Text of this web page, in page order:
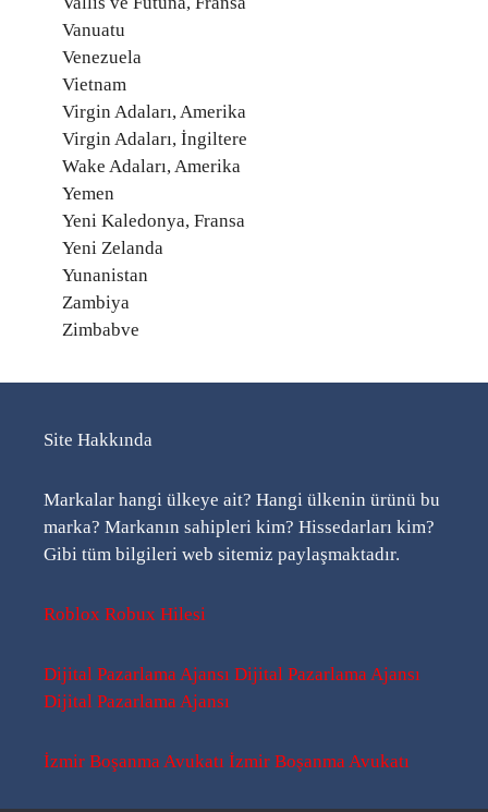
Vanuatu
Venezuela
Vietnam
Virgin Adaları, Amerika
Virgin Adaları, İngiltere
Wake Adaları, Amerika
Yemen
Yeni Kaledonya, Fransa
Yeni Zelanda
Yunanistan
Zambiya
Zimbabve
Site Hakkında
Markalar hangi ülkeye ait? Hangi ülkenin ürünü bu
marka? Markanın sahipleri kim? Hissedarları kim?
Gibi tüm bilgileri web sitemiz paylaşmaktadır.
Roblox Robux Hilesi
Dijital Pazarlama Ajansı Dijital Pazarlama Ajansı
Dijital Pazarlama Ajansı
İzmir Boşanma Avukatı İzmir Boşanma Avukatı